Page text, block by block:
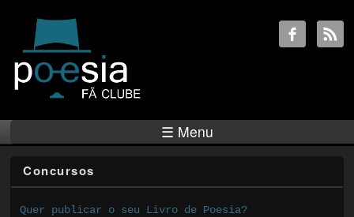
☰ Menu
Concursos
Quer publicar o seu Livro de Poesia?